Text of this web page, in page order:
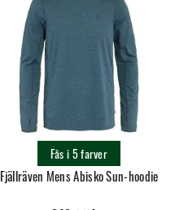
Fjällräven Mens Abisko Sun-hoodie
Fås i 5 farver